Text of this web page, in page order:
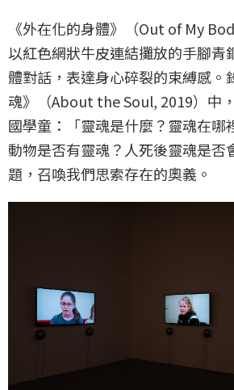
《外在化的身體》（Out of My
以紅色網狀牛皮連結攤放的手腳青
體對話，表達身心碎裂的束縛感。
魂》（About the Soul, 2019）中
國學童：「靈魂是什麼？靈魂在哪
動物是否有靈魂？人死後靈魂是否
題，召喚我們思索存在的奧義。